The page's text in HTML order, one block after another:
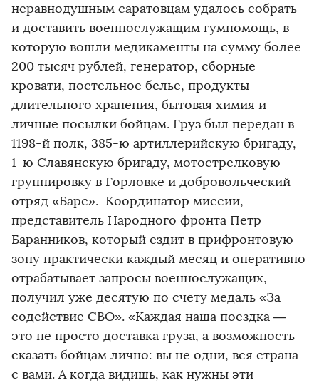
неравнодушным саратовцам удалось собрать
и доставить военнослужащим гумпомощь, в
которую вошли медикаменты на сумму более
200 тысяч рублей, генератор, сборные
кровати, постельное белье, продукты
длительного хранения, бытовая химия и
личные посылки бойцам. Груз был передан в
1198-й полк, 385-ю артиллерийскую бригаду,
1-ю Славянскую бригаду, мотострелковую
группировку в Горловке и добровольческий
отряд «Барс». Координатор миссии,
представитель Народного фронта Петр
Баранников, который ездит в прифронтовую
зону практически каждый месяц и оперативно
отрабатывает запросы военнослужащих,
получил уже десятую по счету медаль «За
содействие СВО». «Каждая наша поездка —
это не просто доставка груза, а возможность
сказать бойцам лично: вы не одни, вся страна
с вами. А когда видишь, как нужны эти